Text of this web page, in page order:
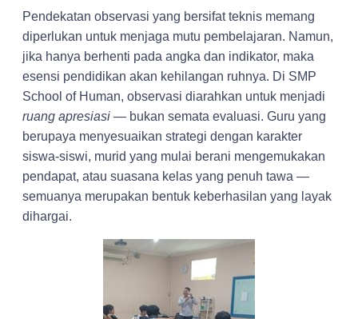
Pendekatan observasi yang bersifat teknis memang
diperlukan untuk menjaga mutu pembelajaran. Namun,
jika hanya berhenti pada angka dan indikator, maka
esensi pendidikan akan kehilangan ruhnya. Di SMP
School of Human, observasi diarahkan untuk menjadi
ruang apresiasi — bukan semata evaluasi. Guru yang
berupaya menyesuaikan strategi dengan karakter
siswa-siswi, murid yang mulai berani mengemukakan
pendapat, atau suasana kelas yang penuh tawa —
semuanya merupakan bentuk keberhasilan yang layak
dihargai.